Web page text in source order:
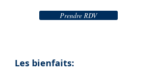
Les bienfaits:
Prendre RDV